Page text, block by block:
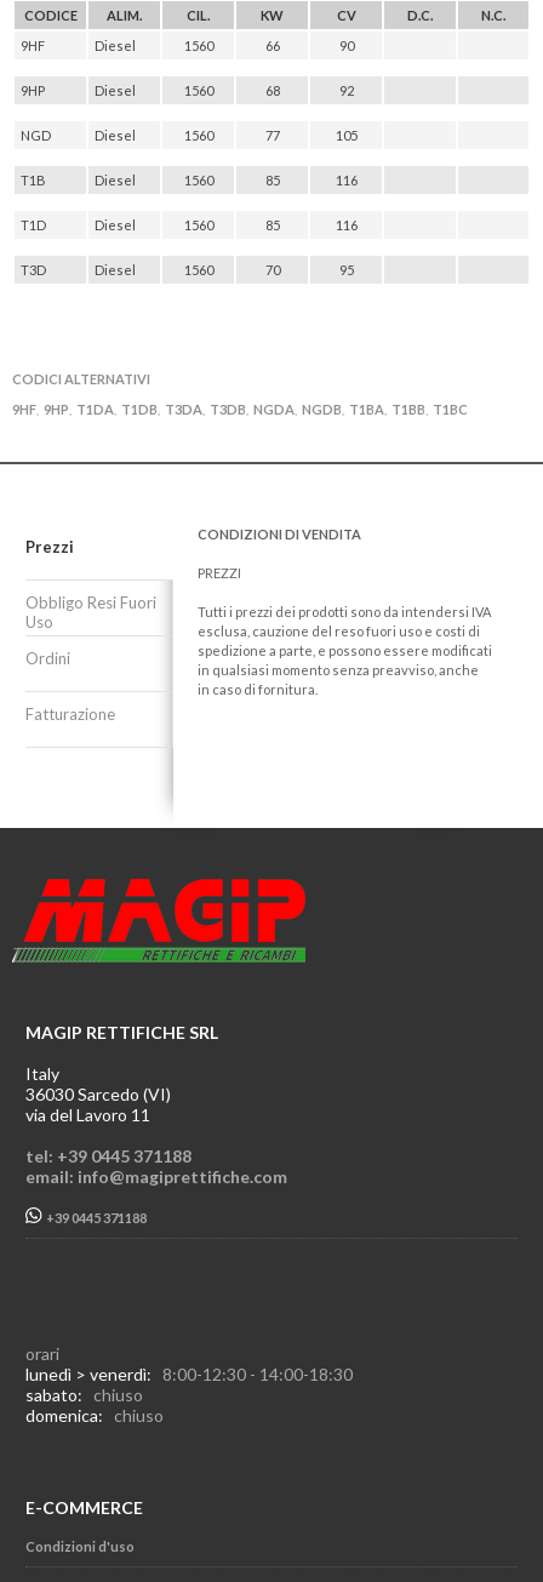
CODICE ALIM. CIL. KW CV D.C.
N.C.
9HF
Diesel 1560 66 90
9HP Diesel 1560 68 92
NGD Diesel 1560 77 105
T1B Diesel 1560 85 116
T1D Diesel 1560 85 116
T3D Diesel 1560 70 95
CODICI ALTERNATIVI
9HF 9HP T1DA T1DB T3DA T3DB NGDA NGDB T1BA T1BB T1BC
Prezzi
Obbligo Resi Fuori
Uso
Ordini
Fatturazione
CONDIZIONI DI VENDITA
PREZZI
Tutti i prezzi dei prodotti sono da intendersi IVA
esclusa, cauzione del reso fuori uso e costi di
spedizione a parte, e possono essere modificati
in qualsiasi momento senza preavviso, anche
in caso di fornitura.
MAGIP RETTIFICHE SRL
Italy
36030 Sarcedo (VI)
via del Lavoro 11
tel: +39 0445 371188
email: info@magiprettifiche.com
+39 0445 371188
orari
lunedì > venerdì: 8:00-12:30 - 14:00-18:30
sabato: chiuso
domenica: chiuso
E-COMMERCE
Condizioni d'uso